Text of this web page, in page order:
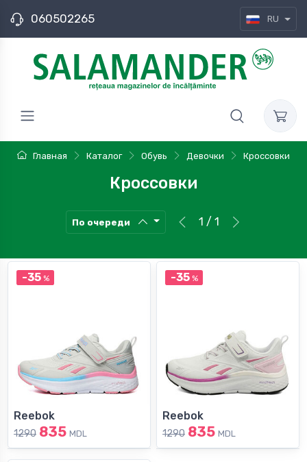
060502265 RU
Главная Каталог Обувь Девочки Кроссовки
Кроссовки
По очереди 1 / 1
-35%
Reebok
1290 835 MDL
-35%
Reebok
1290 835 MDL